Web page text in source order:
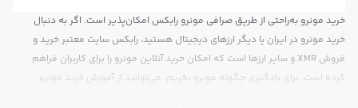
خرید مونرو به‌راحتی از طریق صرافی مونرو رابکس امکان‌پذیر است. اگر به دنبال
خرید مونرو در ایران یا دیگر ارزهای دیجیتال هستید، رابکس سایت معتبر خرید و
فروش XMR و سایر ارزها است که امکان خرید آنلاین مونرو را برای کاربران فراهم
کرده است. برای یادگیری چگونه مونرو بخریم، می‌توانید از آموزش خرید مونرو